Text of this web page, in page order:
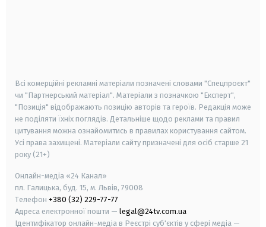
Всі комерційні рекламні матеріали позначені словами "Спецпроєкт"
чи "Партнерський матеріал". Матеріали з позначкою "Експерт",
"Позиція" відображають позицію авторів та героїв. Редакція може
не поділяти їхніх поглядів. Детальніше щодо реклами та правил
цитування можна ознайомитись в правилах користування сайтом.
Усі права захищені. Матеріали сайту призначені для осіб старше 21
року (21+)
Онлайн-медіа «24 Канал»
пл. Галицька, буд. 15, м. Львів, 79008
Телефон +380 (32) 229-77-77
Адреса електронної пошти — legal@24tv.com.ua
Ідентифікатор онлайн-медіа в Реєстрі суб'єктів у сфері медіа —